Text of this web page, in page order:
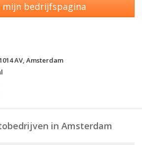
mijn bedrijfspagina
AV, Amsterdam
in Amsterdam